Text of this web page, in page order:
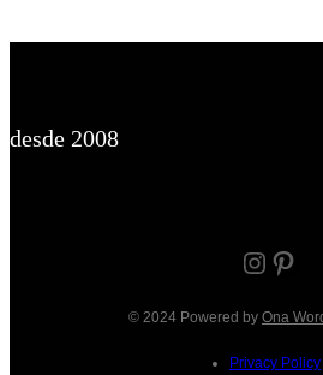
desde 2008
Instagram Pinterest
© 2024 Powered by Ona
Privacy Policy